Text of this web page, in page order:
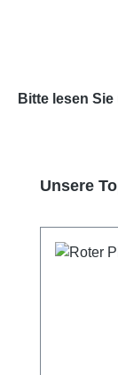
Bitte lesen
Unsere